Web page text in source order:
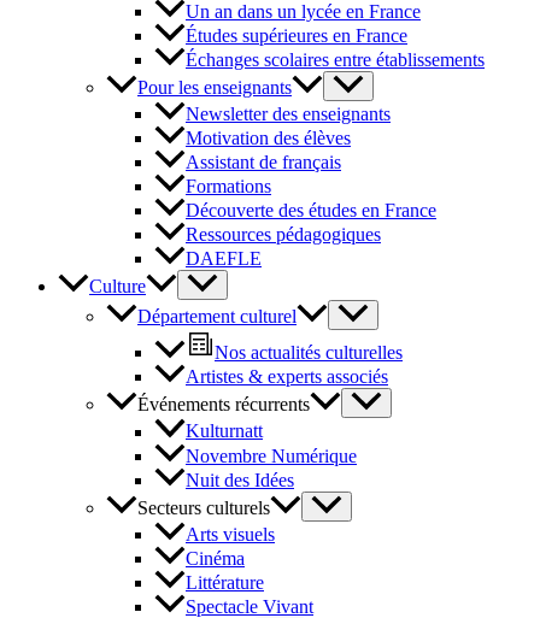
Un an dans un lycée en France
Études supérieures en France
Échanges scolaires entre établissements
Pour les enseignants
Newsletter des enseignants
Motivation des élèves
Assistant de français
Formations
Découverte des études en France
Ressources pédagogiques
DAEFLE
Culture
Département culturel
Nos actualités culturelles
Artistes & experts associés
Événements récurrents
Kulturnatt
Novembre Numérique
Nuit des Idées
Secteurs culturels
Arts visuels
Cinéma
Littérature
Spectacle Vivant